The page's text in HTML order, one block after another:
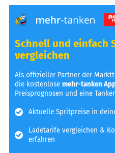
Schnell und einfach
vergleichen
Als offizieller Partner der
die kostenlosemehr-tanken
Preisprognosen und eine
Aktuelle Spritpreise in
Ladetarife vergleichen &
erfahren